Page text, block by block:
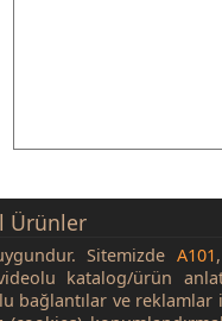
Ürünler
Sitemizde A101,
katalog/ürün
bağlantılar ve